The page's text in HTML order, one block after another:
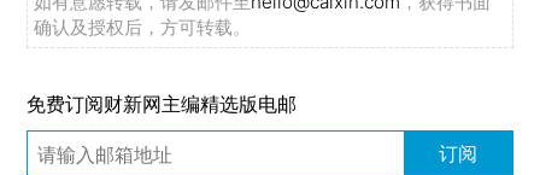
确认及授权后，方可转载。
免费订阅财新网主编精选版电邮
订阅